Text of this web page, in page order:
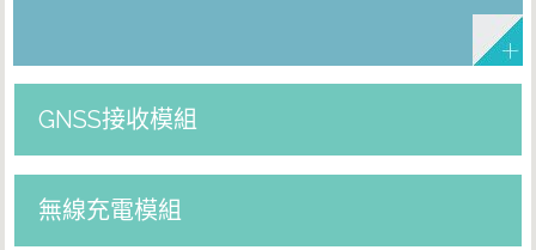
GNSS接收模組
無線充電模組